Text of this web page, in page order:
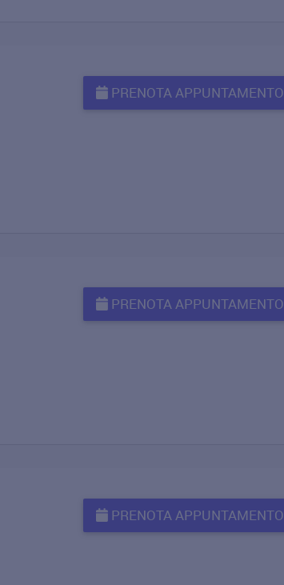
PRENOTA APPUNTAMENTO
PRENOTA APPUNTAMENTO
PRENOTA APPUNTAMENTO